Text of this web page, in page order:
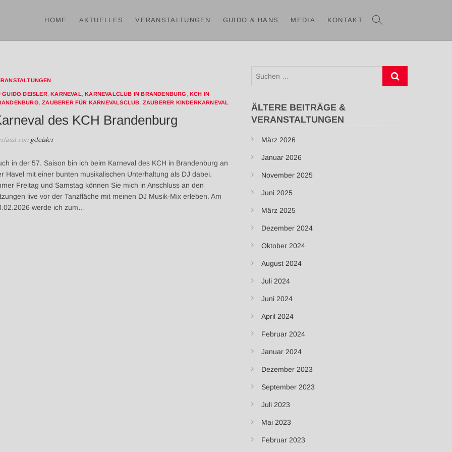
Deisler
HOME AKTUELLES VERANSTALTUNGEN GUIDO & HANS MEDIA KONTAKT
GUIDO DEISLER,KARNEVAL,KARNEVALCLUB IN BRANDENBURG ,KCH IN
,ZAUBERER FÜR KARNEVALSCLUB, ZAUBERER KINDERKARNEVAL
des KCH Brandenburg
von gdeisler
in der 57. Saison bin ich beim Karneval des KCH in Brandenburg an
Havel mit einer bunten musikalischen Unterhaltung als DJ dabei.
Freitag und Samstag können Sie mich in Anschluss an den
live vor der Tanzfläche mit meinen DJ Musik-Mix erleben. Am
werde ich zum…
Suchen
ÄLTERE BEITRÄGE &
VERANSTALTUNGEN
März 2026
Januar 2026
November 2025
Juni 2025
März 2025
Dezember 2024
Oktober 2024
August 2024
Juli 2024
Juni 2024
April 2024
Februar 2024
Januar 2024
Dezember 2023
September 2023
Juli 2023
Mai 2023
Februar 2023